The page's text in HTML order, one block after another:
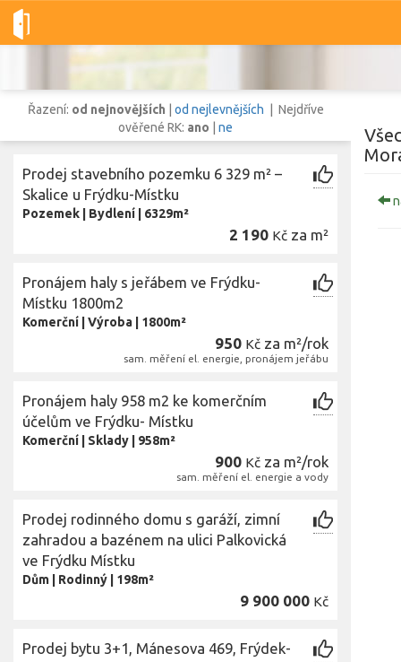
Dobré-nemovitosti.cz obec Frýdek-Místek, okres Frýdek-
Vše Pozemky
Řazení: od nejnovějších od nejlevnějších | Nejdříve
ověřené RK: ano ne
Prodej stavebního pozemku 6 329 m² –
Skalice u Frýdku-Místku
Pozemek Bydlení 6329m²
2 190 Kč za m²
Pronájem haly s jeřábem ve Frýdku-
Místku 1800m2
Komerční Výroba 1800m²
950 Kč za m²/rok
sam. měření el. energie, pronájem jeřábu
Pronájem haly 958 m2 ke komerčním
účelům ve Frýdku- Místku
Komerční Sklady 958m²
900 Kč za m²/rok
sam. měření el. energie a vody
Prodej rodinného domu s garáží, zimní
zahradou a bazénem na ulici Palkovická
ve Frýdku Místku
Dům Rodinný 198m²
9 900 000 Kč
Prodej bytu 3+1, Mánesova 469, Frýdek-